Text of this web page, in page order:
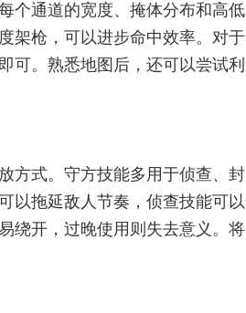
个通道的宽度、掩体分布和高低
架枪，可以进步命中效率。对于
可。熟悉地图后，还可以尝试利
方式。守方技能多用于侦查、封
以拖延敌人节奏，侦查技能可以
绕开，过晚使用则失去意义。将